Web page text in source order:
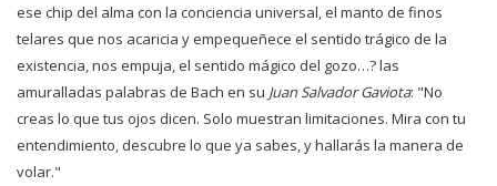
ese chip del alma con la conciencia universal, el manto de finos
telares que nos acaricia y empequeñece el sentido trágico de la
existencia, nos empuja, el sentido mágico del gozo…? las
amuralladas palabras de Bach en su Juan Salvador Gaviota: "No
creas lo que tus ojos dicen. Solo muestran limitaciones. Mira con tu
entendimiento, descubre lo que ya sabes, y hallarás la manera de
volar."